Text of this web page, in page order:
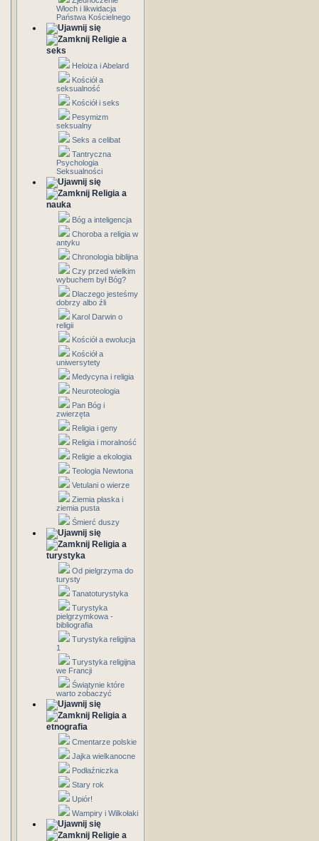
Włoch i likwidacja
Państwa Kościelnego
Religie a
seks
Heloiza i Abelard
Kościół a
seksualność
Kościół i seks
Pesymizm
seksualny
Seks a celibat
Tantryczna
Psychologia
Seksualności
Religia a
nauka
Bóg a inteligencja
Choroba a religia w
antyku
Chronologia biblijna
Czy przed wielkim
wybuchem był Bóg?
Dlaczego jesteśmy
dobrzy albo źli
Karol Darwin o
religii
Kościół a ewolucja
Kościół a
uniwersytety
Medycyna i religia
Neuroteologia
Pan Bóg i
zwierzęta
Religia i geny
Religia i moralność
Religie a ekologia
Teologia Newtona
Vetulani o wierze
Ziemia płaska i
ziemia pusta
Śmierć duszy
Religia a
turystyka
Od pielgrzyma do
turysty
Tanatoturystyka
Turystyka
pielgrzymkowa -
bibliografia
Turystyka religijna
1
Turystyka religijna
we Francji
Świątynie które
warto zobaczyć
Religia a
etnografia
Cmentarze polskie
Jajka wielkanocne
Podłaźniczka
Stary rok
Upiór!
Wampiry i Wilkołaki
Religie a